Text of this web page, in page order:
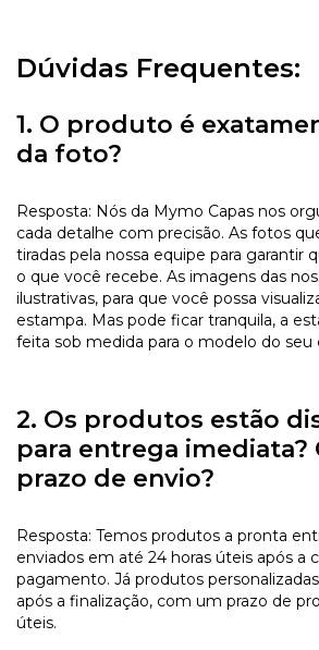
Dúvidas Frequentes:
1. O produto é
da foto?
Resposta: Nós da Mymo Capas nos
cada detalhe com precisão. As fotos
tiradas pela nossa equipe para garantir
o que você recebe. As imagens das
ilustrativas, para que você possa
estampa. Mas pode ficar tranquila, a
feita sob medida para o modelo do seu
2. Os produtos estão
para entrega imediata?
prazo de envio?
Resposta: Temos produtos a pronta
enviados em até 24 horas úteis após a
pagamento. Já produtos
após a finalização, com um prazo de
úteis.